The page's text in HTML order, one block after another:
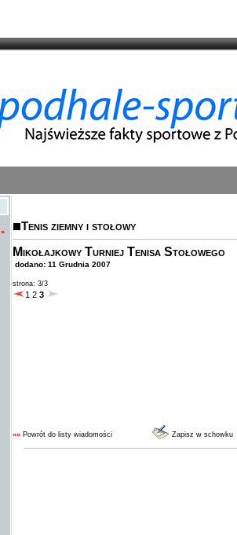
»
Tenis ziemny i stołowy
Mikołajkowy Turniej Tenisa Stołowego
dodano: 11 Grudnia 2007
strona: 3/3
1 2 3
«« Powrót do listy wiadomości Zapisz w schowku